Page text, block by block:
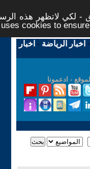
- لكي لاتظهر هذه
cookies to
- اخبار الرياضة - اخبار
- ادعمونا